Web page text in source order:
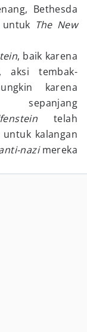
Bethesda
The New
, baik karena
aksi tembak-
karena
sepanjang
telah
kalangan
nazimereka